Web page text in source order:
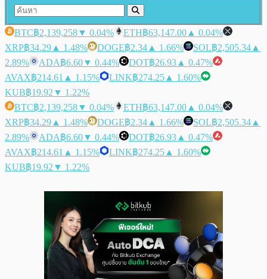
BTC฿2,139,258▼ 0.04% ETH฿63,147.00 ▲ 0.04%
XRP฿34.29 ▲ 1.48% DOGE฿2.34 ▲ 1.66% SOL฿2,505.34 ▲
2.89%
ADA฿6.60▼ 0.44% DOT฿26.93 ▲ 0.47%
AVAX฿214.61 ▲ 1.15% LINK฿274.25 ▲ 1.60%
KUB฿19.92 ▼ 1.22%
BTC฿2,139,258▼ 0.04% ETH฿63,147.00 ▲ 0.04%
XRP฿34.29 ▲ 1.48% DOGE฿2.34 ▲ 1.66% SOL฿2,505.34 ▲
2.89%
ADA฿6.60▼ 0.44% DOT฿26.93 ▲ 0.47%
AVAX฿214.61 ▲ 1.15% LINK฿274.25 ▲ 1.60%
KUB฿19.92 ▼ 1.22%